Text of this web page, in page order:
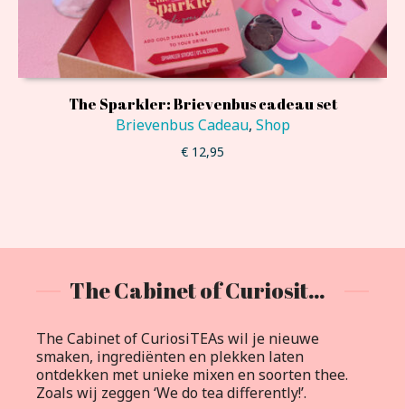
The Sparkler: Brievenbus cadeau set
Brievenbus Cadeau, Shop
€ 12,95
The Cabinet of Curiositeas
The Cabinet of CuriosiTEAs wil je nieuwe
smaken, ingrediënten en plekken laten
ontdekken met unieke mixen en soorten thee.
Zoals wij zeggen ‘We do tea differently!’.